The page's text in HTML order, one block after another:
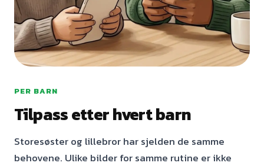
PER BARN
Tilpass etter hvert barn
Storesøster og lillebror har sjelden de samme
behovene. Ulike bilder for samme rutine er ikke